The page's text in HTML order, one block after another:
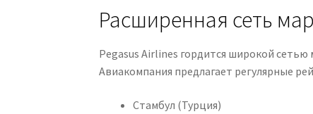
Расширенная сеть
Pegasus Airlines гордится широкой
Авиакомпания предлагает регулярные
Стамбул (Турция)